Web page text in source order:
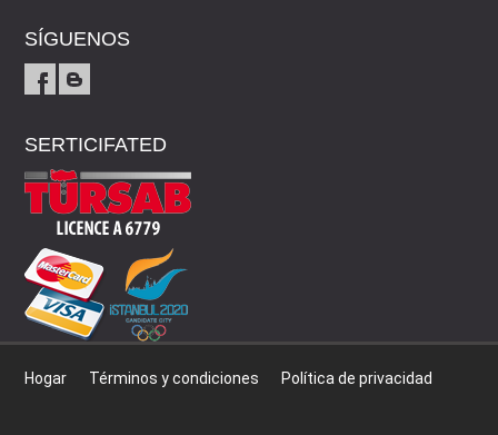
SÍGUENOS
SERTICIFATED
Hogar Términos y condiciones Política de privacidad